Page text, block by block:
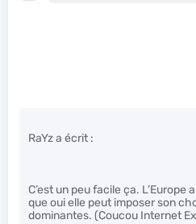
RaYz a écrit :
C’est un peu facile ça. L’Europe
que oui elle peut imposer son
dominantes. (Coucou Internet